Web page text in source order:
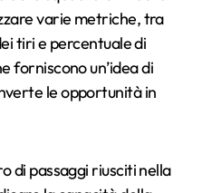
varie metriche, tra
tiri e percentuale di
forniscono un’idea di
le opportunità in
di passaggi riusciti nella